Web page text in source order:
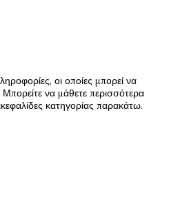
οι οποίες μπορεί να
να μάθετε περισσότερα
κατηγορίας παρακάτω.